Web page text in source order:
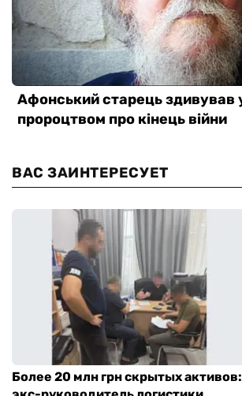
ВАС ЗАИНТЕРЕСУЕТ
Более 20 млн грн скрытых активов: